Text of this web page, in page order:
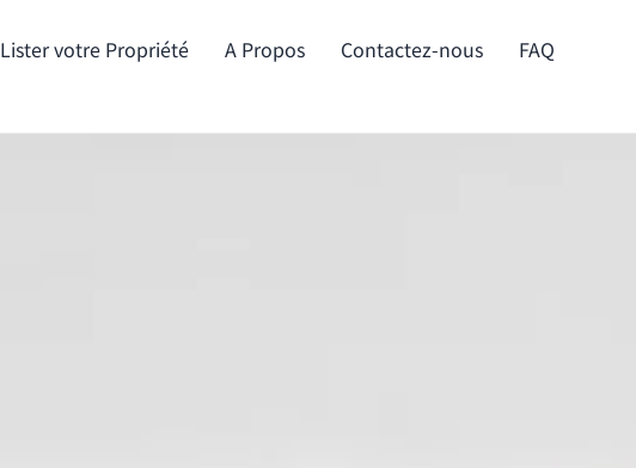
Lister votre Propriété A Propos Contactez-nous FAQ